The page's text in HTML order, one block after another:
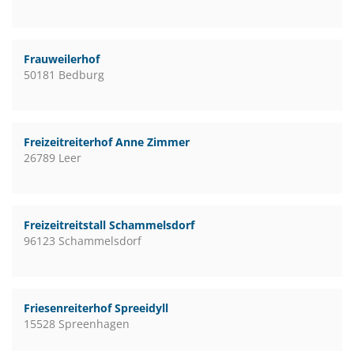
Frauweilerhof
50181 Bedburg
Freizeitreiterhof Anne Zimmer
26789 Leer
Freizeitreitstall Schammelsdorf
96123 Schammelsdorf
Friesenreiterhof Spreeidyll
15528 Spreenhagen